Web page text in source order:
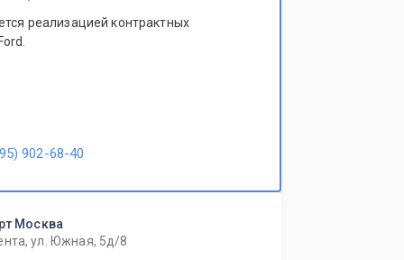
реализацией контрактных
902-68-40
Москва
ул. Южная, 5д/8